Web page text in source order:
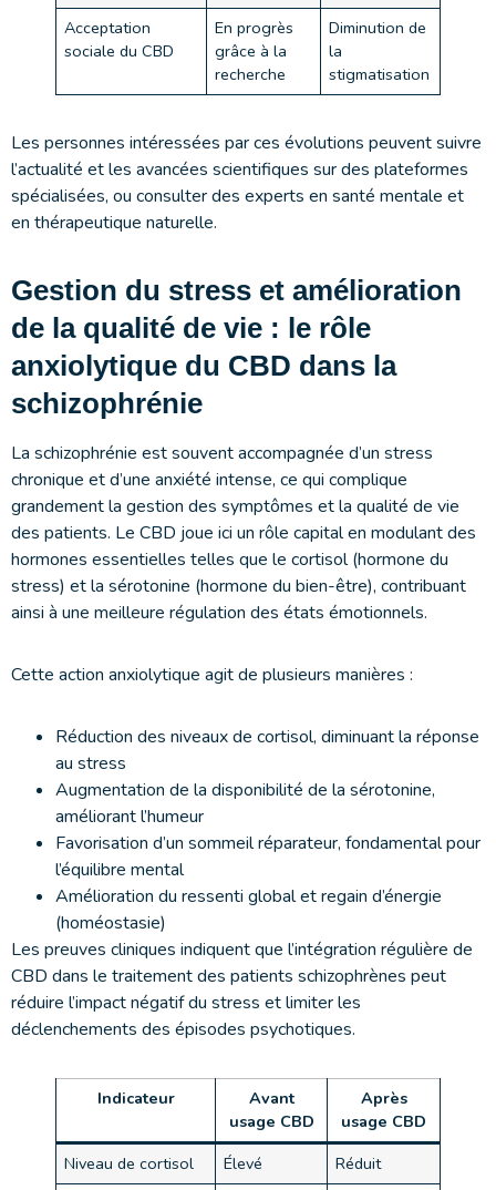
Acceptation
sociale du CBD
En progrès
grâce à la
recherche
Diminution de
la
stigmatisation
Les personnes intéressées par ces évolutions peuvent suivre
l’actualité et les avancées scientifiques sur des plateformes
spécialisées, ou consulter des experts en santé mentale et
en thérapeutique naturelle.
Gestion du stress et amélioration
de la qualité de vie : le rôle
anxiolytique du CBD dans la
schizophrénie
La schizophrénie est souvent accompagnée d’un stress
chronique et d’une anxiété intense, ce qui complique
grandement la gestion des symptômes et la qualité de vie
des patients. Le CBD joue ici un rôle capital en modulant des
hormones essentielles telles que le cortisol (hormone du
stress) et la sérotonine (hormone du bien-être), contribuant
ainsi à une meilleure régulation des états émotionnels.
Cette action anxiolytique agit de plusieurs manières :
Réduction des niveaux de cortisol, diminuant la réponse
au stress
Augmentation de la disponibilité de la sérotonine,
améliorant l’humeur
Favorisation d’un sommeil réparateur, fondamental pour
l’équilibre mental
Amélioration du ressenti global et regain d’énergie
(homéostasie)
Les preuves cliniques indiquent que l’intégration régulière de
CBD dans le traitement des patients schizophrènes peut
réduire l’impact négatif du stress et limiter les
déclenchements des épisodes psychotiques.
Indicateur
Avant
usage CBD
Après
usage CBD
Niveau de cortisol
Élevé
Réduit